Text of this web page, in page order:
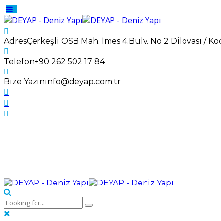
AdresÇerkeşli OSB Mah. İmes 4.Bulv. No 2 Dilovası /
Telefon+90 262 502 17 84
Bize Yazıninfo@deyap.com.tr